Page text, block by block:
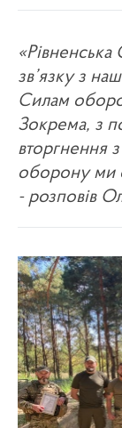
зв’язку з
Силам
Зокрема, з
вторгнення
оборону ми
- розповів